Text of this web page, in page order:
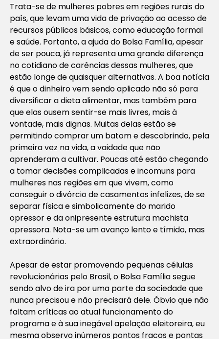
Trata-se de mulheres pobres em regiões rurais do
país, que levam uma vida de privação ao acesso de
recursos públicos básicos, como educação formal
e saúde. Portanto, a ajuda do Bolsa Família, apesar
de ser pouca, já representa uma grande diferença
no cotidiano de carências dessas mulheres, que
estão longe de quaisquer alternativas. A boa notícia
é que o dinheiro vem sendo aplicado não só para
diversificar a dieta alimentar, mas também para
que elas ousem sentir-se mais livres, mais à
vontade, mais dignas. Muitas delas estão se
permitindo comprar um batom e descobrindo, pela
primeira vez na vida, a vaidade que não
aprenderam a cultivar. Poucas até estão chegando
a tomar decisões complicadas e incomuns para
mulheres nas regiões em que vivem, como
conseguir o divórcio de casamentos infelizes, de se
separar física e simbolicamente do marido
opressor e da onipresente estrutura machista
opressora. Nota-se um avanço lento e tímido, mas
extraordinário.
Apesar de estar promovendo pequenas células
revolucionárias pelo Brasil, o Bolsa Família segue
sendo alvo de ira por uma parte da sociedade que
nunca precisou e não precisará dele. Óbvio que não
faltam críticas ao atual funcionamento do
programa e à sua inegável apelação eleitoreira, eu
mesma observo inúmeros pontos fracos e pontas